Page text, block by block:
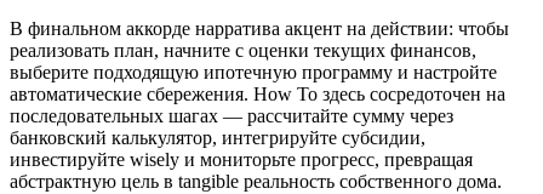
В финальном аккорде нарратива акцент на действии: чтобы
реализовать план, начните с оценки текущих финансов,
выберите подходящую ипотечную программу и настройте
автоматические сбережения. How To здесь сосредоточен на
последовательных шагах — рассчитайте сумму через
банковский калькулятор, интегрируйте субсидии,
инвестируйте wisely и мониторьте прогресс, превращая
абстрактную цель в tangible реальность собственного дома.